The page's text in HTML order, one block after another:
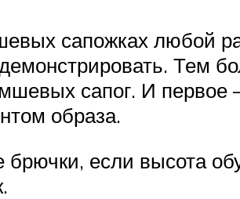
сапожках любой
Тем
сапог. И первое
образа.
если высота